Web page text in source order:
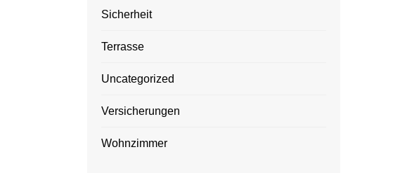
Sicherheit
Terrasse
Uncategorized
Versicherungen
Wohnzimmer